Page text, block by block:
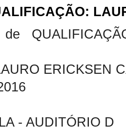
ERICKSEN
- AUDITÓRIO D